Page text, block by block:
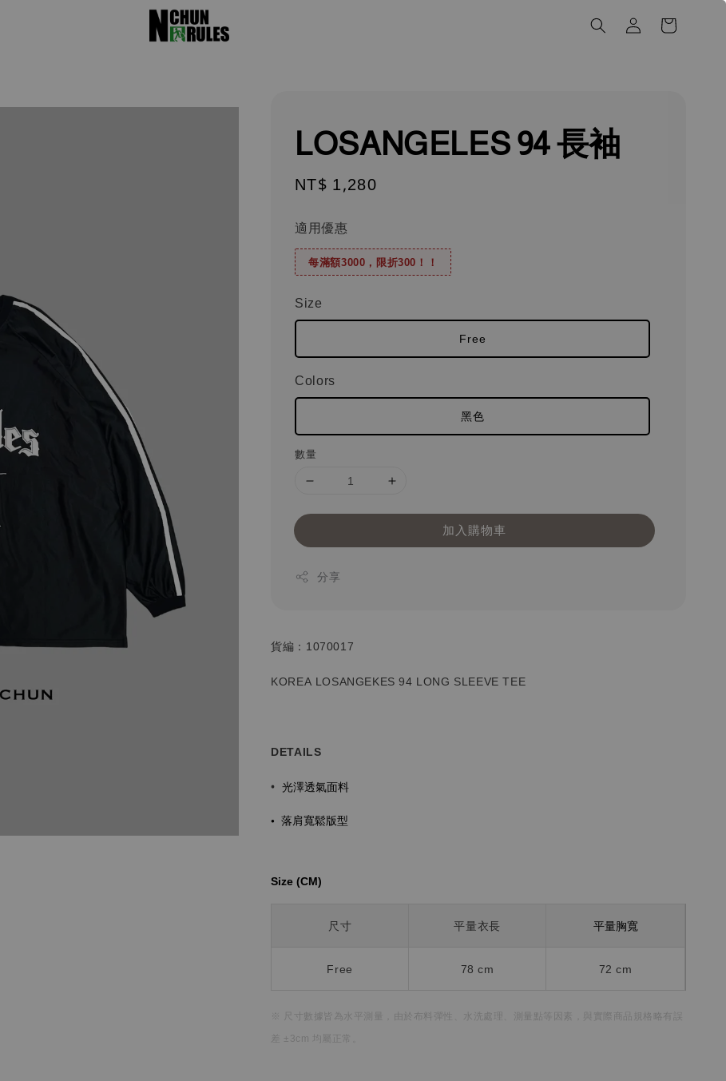
LOSANGELES 94 長袖
Regular
NT$ 1,280
適用優惠
每滿額3000，限折300！！
Size
Free
Colors
黑色
數量
加入購物車
分享
貨編：1070017
KOREA LOSANGEKES 94 LONG SLEEVE TEE
DETAILS
• 光澤透氣面料
• 落肩寬鬆版型
Size (CM)⁡⁡
尺寸 平量衣長 平量胸寬
Free 78 cm 72 cm
※ 尺寸數據皆為水平測量， 由於布料彈性、水洗處理、測量點等因素，
與實際商品規格略有誤
差 ±3cm 均屬正常。